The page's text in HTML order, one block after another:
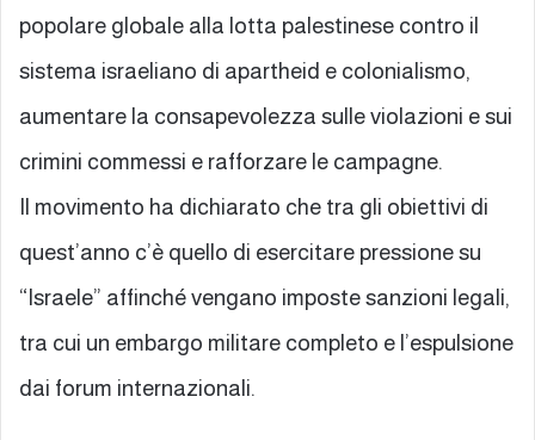
popolare globale alla lotta palestinese contro il
sistema israeliano di apartheid e colonialismo,
aumentare la consapevolezza sulle violazioni e sui
crimini commessi e rafforzare le campagne.
Il movimento ha dichiarato che tra gli obiettivi di
quest’anno c’è quello di esercitare pressione su
“Israele” affinché vengano imposte sanzioni legali,
tra cui un embargo militare completo e l’espulsione
dai forum internazionali.